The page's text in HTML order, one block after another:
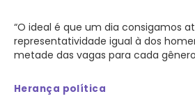
“O ideal é que um dia consigamos
representatividade igual à dos
metade das vagas para cada
Herança política